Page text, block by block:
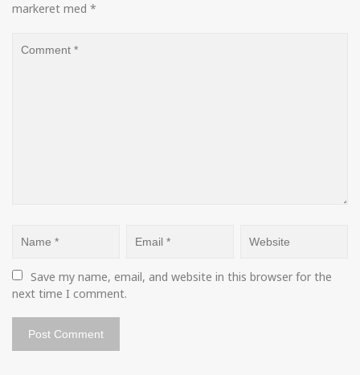
markeret med *
Save my name, email, and website in this browser for the
next time I comment.